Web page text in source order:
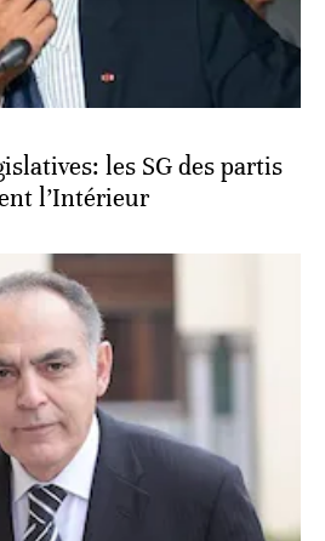
les SG des partis
l’Intérieur